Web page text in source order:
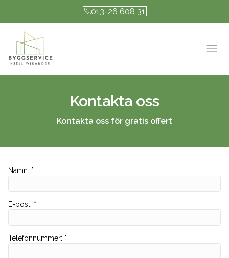
013-26 608 31
Kontakta oss
Kontakta oss för gratis offert
Namn: *
E-post: *
Telefonnummer: *